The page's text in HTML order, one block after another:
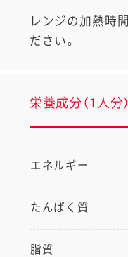
レンジの加熱時
ださい。
栄養成分（1人分）
エネルギー
たんぱく質
脂質